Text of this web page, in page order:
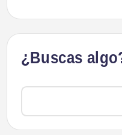
¿Buscas